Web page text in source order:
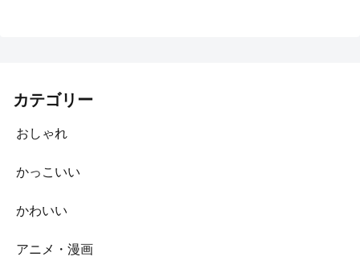
カテゴリー
おしゃれ
かっこいい
かわいい
アニメ・漫画